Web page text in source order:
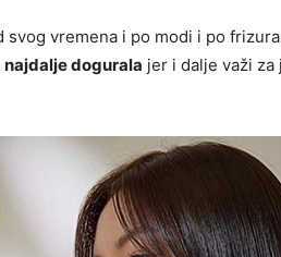
vremena i po modi i po
najdalje dogurala jer i dalje važi